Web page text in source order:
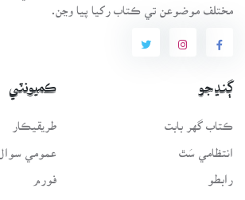
مختلف موضوعن تي ڪتاب رکيا پيا وڃن.
ڳنڍجو
ڪتاب گهر بابت
انتظامي سَٿ
رابطو
ڪميونٽي
طريقيڪار
عمومي سوال
فورم